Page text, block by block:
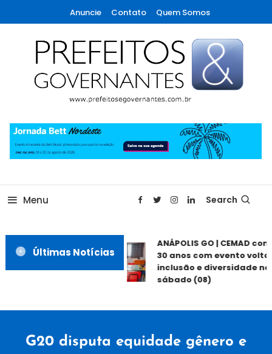
To
Content
Anuncie Contato Quem Somos
Prefeitos & Governantes
Menu Search
Últimas Notícias
ANÁPOLIS GO | CEMAD
30 anos com evento
inclusão e diversidade
sábado (08)
G20 disputa equidade gênero e